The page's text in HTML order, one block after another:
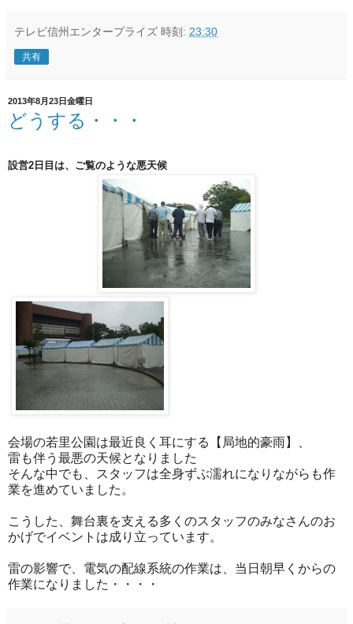
テレビ信州エンタープライズ 時刻: 23:30
共有
2013年8月23日金曜日
どうする・・・
設営2日目は、ご覧のような悪天候
会場の若里公園は最近良く耳にする【局地的豪雨】、
雷も伴う最悪の天候となりました
そんな中でも、スタッフは全身ずぶ濡れになりながらも作
業を進めていました。
こうした、舞台裏を支える多くのスタッフのみなさんのお
かげでイベントは成り立っています。
雷の影響で、電気の配線系統の作業は、当日朝早くからの
作業になりました・・・・